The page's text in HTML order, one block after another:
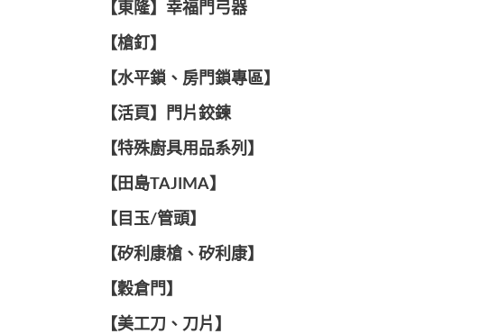
【東隆】幸福門弓器
【槍釘】
【水平鎖、房門鎖專區】
【活頁】門片鉸鍊
【特殊廚具用品系列】
【田島TAJIMA】
【目玉/管頭】
【矽利康槍、矽利康】
【穀倉門】
【美工刀、刀片】